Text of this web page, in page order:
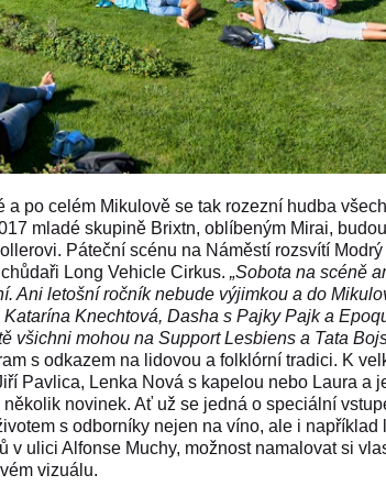
po celém Mikulově se tak rozezní hudba
mladé skupině Brixtn, oblíbeným Mirai,
Páteční scénu na Náměstí rozsvítí
Long Vehicle Cirkus. „Sobota na scéně
Ani letošní ročník nebude výjimkou a do
Knechtová, Dasha s Pajky Pajk a
všichni mohou na Support Lesbiens a Tata
s odkazem na lidovou a folklórní tradici. K
Pavlica, Lenka Nová s kapelou nebo Laura a
novinek. Ať už se jedná o speciální
s odborníky nejen na víno, ale i například
v ulici Alfonse Muchy, možnost namalovat si
vizuálu.